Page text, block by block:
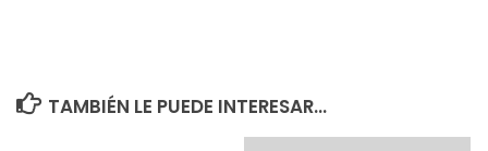
TAMBIÉN LE PUEDE INTERESAR...